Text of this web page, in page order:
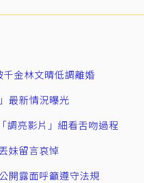
金林文晴低調離婚
最新情況曝光
調亮影片」細看舌吻過程
妹留言哀悼
開露面呼籲遵守法規